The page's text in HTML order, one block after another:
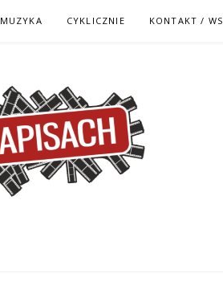
MUZYKA CYKLICZNIE KONTAKT /